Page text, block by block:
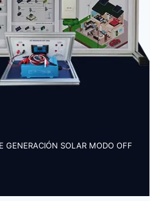
GENERACIÓN SOLAR MODO OFF